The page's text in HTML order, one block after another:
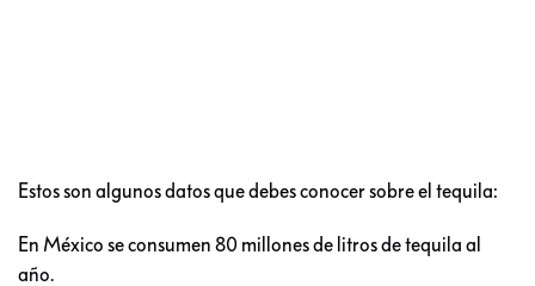
Estos son algunos datos que debes conocer sobre el tequila:
En México se consumen 80 millones de litros de tequila al
año.